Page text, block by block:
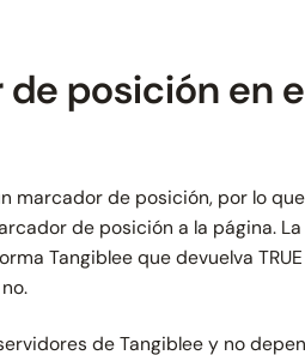
de posición en
marcador de posición, por lo
de posición a la página.
Tangiblee que devuelva
de Tangiblee y no